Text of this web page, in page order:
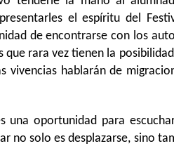
el espíritu del
de encontrarse con los
que rara vez tienen la
vivencias hablarán de
una oportunidad para
no solo es desplazarse, sino